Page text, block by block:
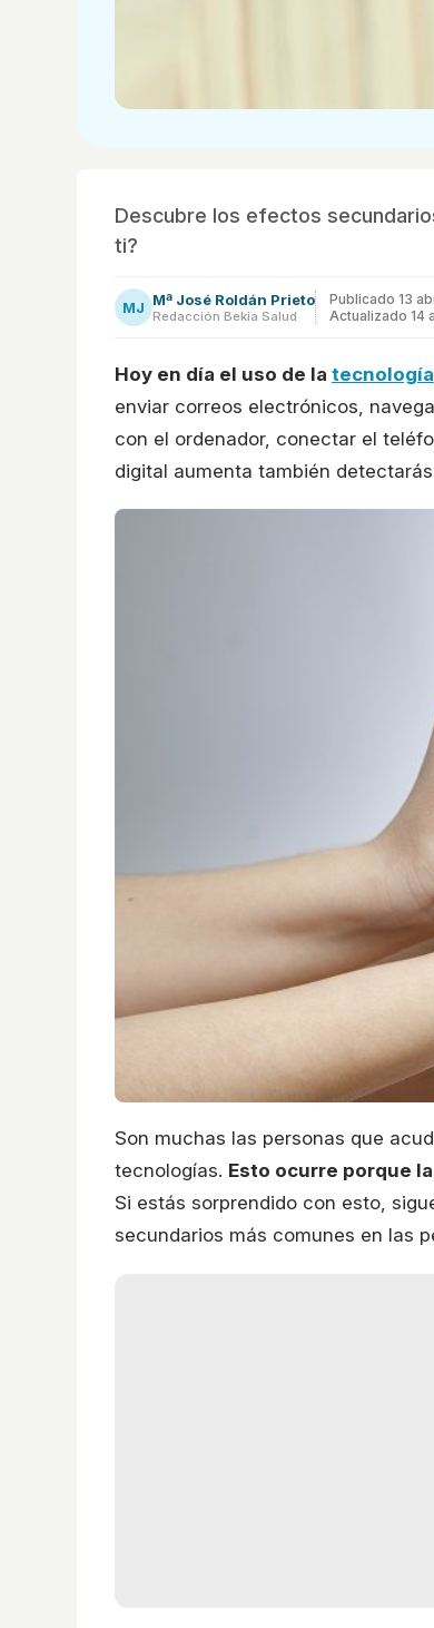
Descubre los efectos
ti?
MJ Mª José Roldán Prieto
Redacción Bekia Salud
Publicado 13
Actualizado 14
Hoy en día el uso de la tecnología
enviar correos electrónicos,
con el ordenador, conectar el
digital aumenta también
Son muchas las personas que
tecnologías. Esto ocurre porque
Si estás sorprendido con esto,
secundarios más comunes en las